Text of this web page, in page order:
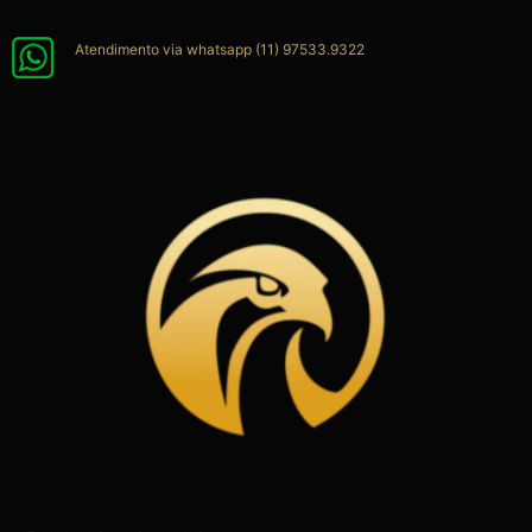
para
Atendimento via whatsapp (11) 97533.9322